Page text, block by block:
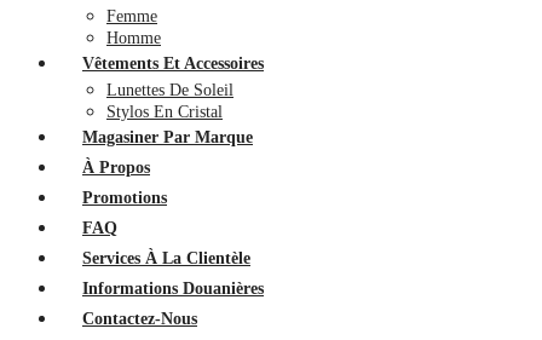
Femme
Homme
Vêtements Et Accessoires
Lunettes De Soleil
Stylos En Cristal
Magasiner Par Marque
À Propos
Promotions
FAQ
Services À La Clientèle
Informations Douanières
Contactez-Nous